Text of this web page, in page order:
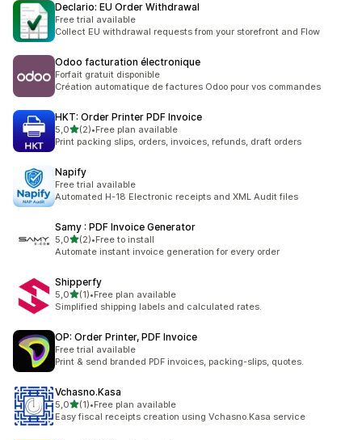
Declario: EU Order Withdrawal
Free trial available
Collect EU withdrawal requests from your storefront and Flow
Odoo facturation électronique
Forfait gratuit disponible
Création automatique de factures Odoo pour vos commandes
HKT: Order Printer PDF Invoice
5,05 yıldız üzerinden
(2)
toplam 2 değerlendirme
•Free plan available
Print packing slips, orders, invoices, refunds, draft orders
Napify
Free trial available
Automated H-18 Electronic receipts and XML Audit files
Samy : PDF Invoice Generator
5,05 yıldız üzerinden
(2)
toplam 2 değerlendirme
•Free to install
Automate instant invoice generation for every order
Shipperfy
5,05 yıldız üzerinden
(1)
toplam 1 değerlendirme
•Free plan available
Simplified shipping labels and calculated rates.
OP: Order Printer, PDF Invoice
Free trial available
Print & send branded PDF invoices, packing-slips, quotes.
Vchasno.Kasa
5,05 yıldız üzerinden
(1)
toplam 1 değerlendirme
•Free plan available
Easy fiscal receipts creation using Vchasno.Kasa service